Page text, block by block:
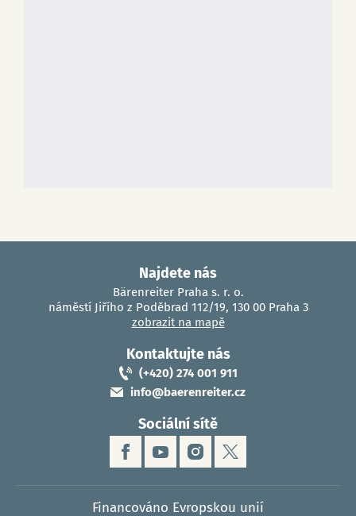
Najdete nás
Bärenreiter Praha s. r. o.
náměstí Jiřího z Poděbrad 112/19, 130 00 Praha 3
zobrazit na mapě
Kontaktujte nás
(+420) 274 001 911
info@baerenreiter.cz
Sociální sítě
Financováno Evropskou unií